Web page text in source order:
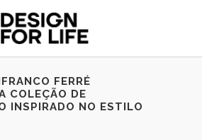
FERRÉ
COLEÇÃO DE
INSPIRADO NO ESTILO